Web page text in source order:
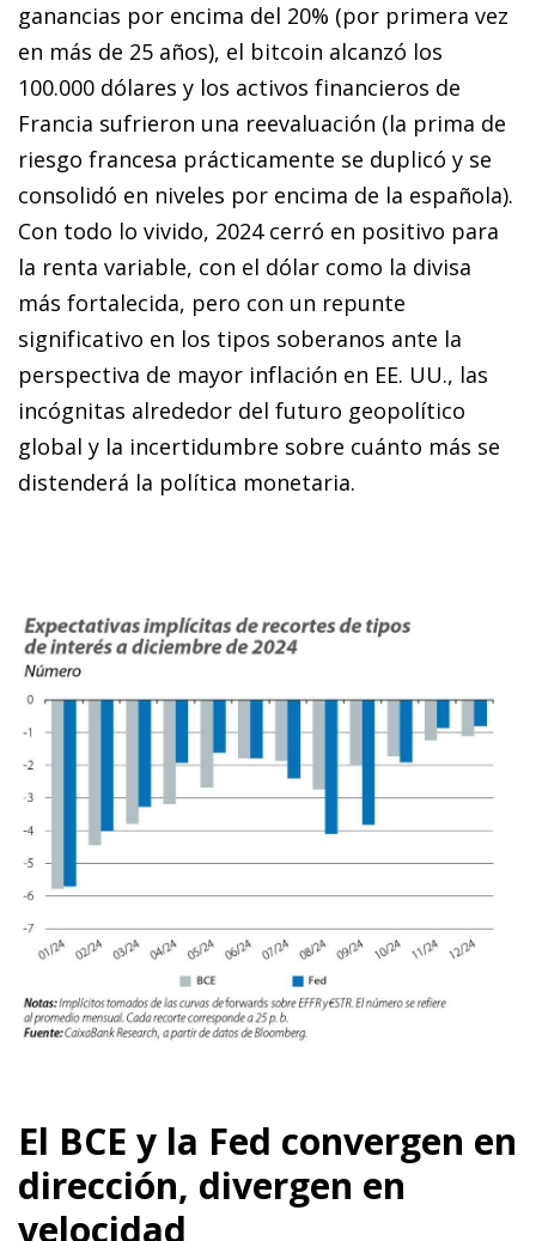
ganancias por encima del 20% (por primera vez
en más de 25 años), el bitcoin alcanzó los
100.000 dólares y los activos financieros de
Francia sufrieron una reevaluación (la prima de
riesgo francesa prácticamente se duplicó y se
consolidó en niveles por encima de la española).
Con todo lo vivido, 2024 cerró en positivo para
la renta variable, con el dólar como la divisa
más fortalecida, pero con un repunte
significativo en los tipos soberanos ante la
perspectiva de mayor inflación en EE. UU., las
incógnitas alrededor del futuro geopolítico
global y la incertidumbre sobre cuánto más se
distenderá la política monetaria.
El BCE y la Fed convergen en
dirección, divergen en
velocidad